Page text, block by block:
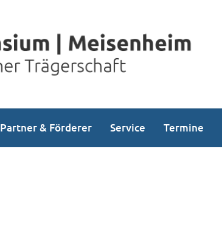
Partner & Förderer Service Termine